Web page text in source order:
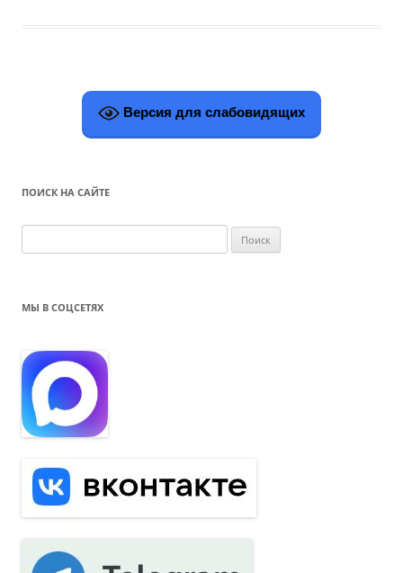
Версия для слабовидящих
ПОИСК НА САЙТЕ
а
МЫ В СОЦСЕТЯХ